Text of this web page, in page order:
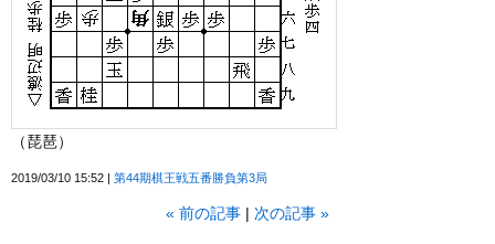
（琵琶）
2019/03/10 15:52 第44期棋王戦五番勝負第3局
« 前の記事 次の記事 »